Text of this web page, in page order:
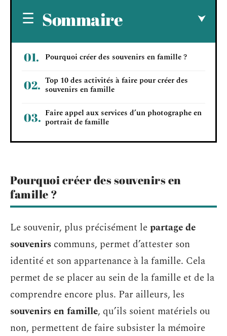
Sommaire
Pourquoi créer des souvenirs en famille ?
Top 10 des activités à faire pour créer des
souvenirs en famille
Faire appel aux services d’un photographe en
portrait de famille
Pourquoi créer des souvenirs en
famille ?
Le souvenir, plus précisément lepartage de
souvenirs communs, permet d’attester son
identité et son appartenance à la famille. Cela
permet de se placer au sein de la famille et de la
comprendre encore plus. Par ailleurs, les
souvenirs en famille, qu’ils soient matériels ou
non, permettent de faire subsister la mémoire